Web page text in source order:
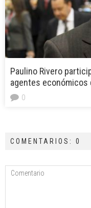
Paulino Rivero
agentes económicos
0
COMENTARIOS: 0